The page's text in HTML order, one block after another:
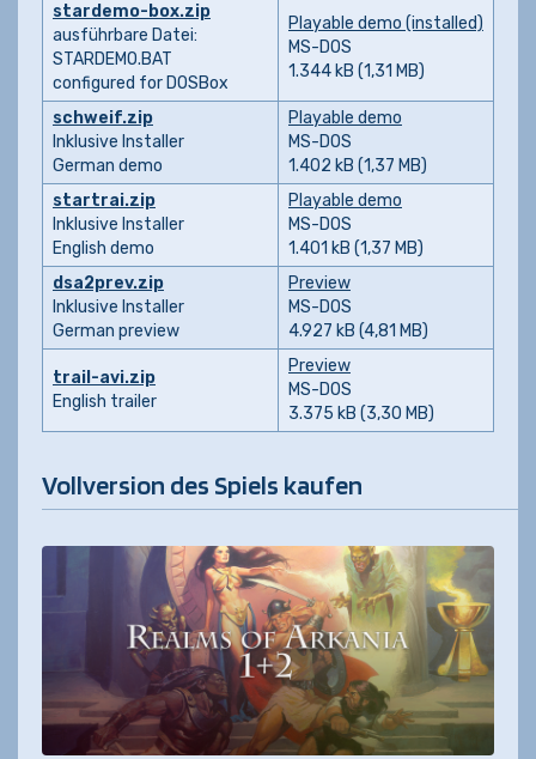
stardemo-box.zip
ausführbare Datei:
STARDEMO.BAT
configured for DOSBox
Playable demo (installed)
MS-DOS
1.344 kB (1,31 MB)
schweif.zip
Inklusive Installer
German demo
Playable demo
MS-DOS
1.402 kB (1,37 MB)
startrai.zip
Inklusive Installer
English demo
Playable demo
MS-DOS
1.401 kB (1,37 MB)
dsa2prev.zip
Inklusive Installer
German preview
Preview
MS-DOS
4.927 kB (4,81 MB)
trail-avi.zip
English trailer
Preview
MS-DOS
3.375 kB (3,30 MB)
Vollversion des Spiels kaufen